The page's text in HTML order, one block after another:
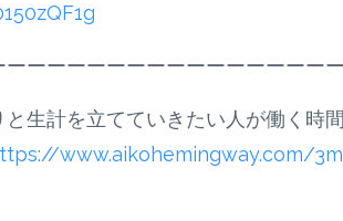
ーーーーーーーーーーーーーーー
生計を立てていきたい人が働く時
www.aikohemingway.com/